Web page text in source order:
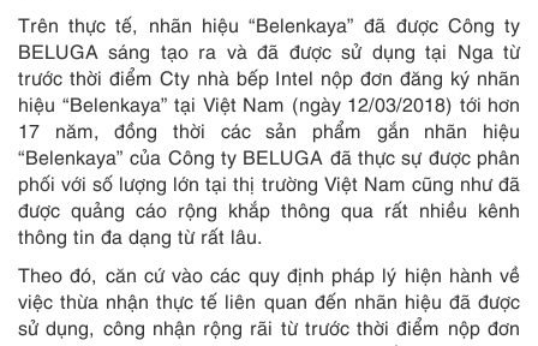
Trên thực tế, nhãn hiệu “Belenkaya” đã được Công ty
BELUGA sáng tạo ra và đã được sử dụng tại Nga từ
trước thời điểm Cty nhà bếp Intel nộp đơn đăng ký nhãn
hiệu “Belenkaya” tại Việt Nam (ngày 12/03/2018) tới hơn
17 năm, đồng thời các sản phẩm gắn nhãn hiệu
“Belenkaya” của Công ty BELUGA đã thực sự được phân
phối với số lượng lớn tại thị trường Việt Nam cũng như đã
được quảng cáo rộng khắp thông qua rất nhiều kênh
thông tin đa dạng từ rất lâu.
Theo đó, căn cứ vào các quy định pháp lý hiện hành về
việc thừa nhận thực tế liên quan đến nhãn hiệu đã được
sử dụng, công nhận rộng rãi từ trước thời điểm nộp đơn